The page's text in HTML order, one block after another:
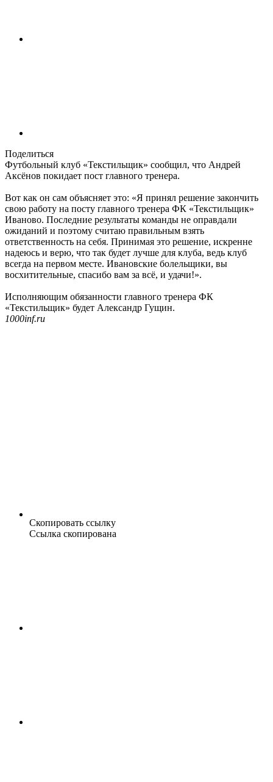
Поделиться
Футбольный клуб «Текстильщик» сообщил, что Андрей
Аксёнов покидает пост главного тренера.
Вот как он сам объясняет это: «Я принял решение закончить
свою работу на посту главного тренера ФК «Текстильщик»
Иваново. Последние результаты команды не оправдали
ожиданий и поэтому считаю правильным взять
ответственность на себя. Принимая это решение, искренне
надеюсь и верю, что так будет лучше для клуба, ведь клуб
всегда на первом месте. Ивановские болельщики, вы
восхитительные, спасибо вам за всё, и удачи!».
Исполняющим обязанности главного тренера ФК
«Текстильщик» будет Александр Гущин.
1000inf.ru
Скопировать ссылку
Ссылка скопирована